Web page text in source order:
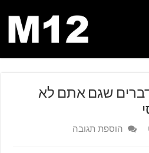
כדורגל? 10 דברים שגם אתם לא
הוספת תגובה